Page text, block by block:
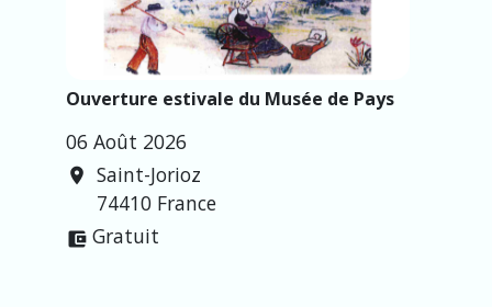
Ouverture estivale du Musée de Pays
06 Août 2026
location_on Saint-Jorioz
74410 France
account_balance_wallet Gratuit